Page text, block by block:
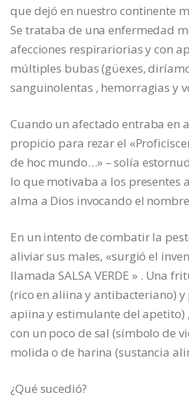
que dejó en nuestro continente
Se trataba de una enfermedad
afecciones respirariorias y con
múltiples bubas (güexes,
sanguinolentas , hemorragias y
Cuando un afectado entraba en
propicio para rezar el
de hoc mundo…» – solía
lo que motivaba a los presentes
alma a Dios invocando el nombre
En un intento de combatir la
aliviar sus males, «surgió el
llamada SALSA VERDE » . Una
(rico en aliina y antibacteriano) y
apiina y estimulante del apetito)
con un poco de sal (símbolo de
molida o de harina (sustancia
¿Qué sucedió?